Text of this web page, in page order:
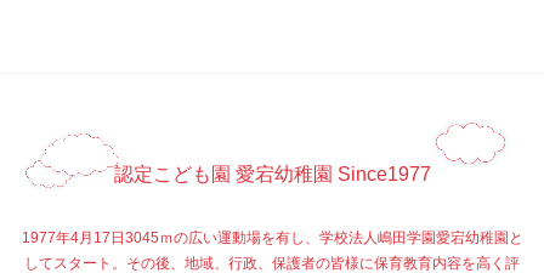
認定こども園 愛宕幼稚園 Since1977
1977年4月17日3045ｍの広い運動場を有し、学校法人嶋田学園愛宕幼稚園と
してスタート。その後、地域、行政、保護者の皆様に保育教育内容を高く評